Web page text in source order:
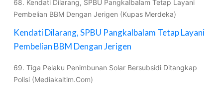
68. Kendati Dilarang, SPBU Pangkalbalam Tetap Layani
Pembelian BBM Dengan Jerigen (Kupas Merdeka)
Kendati Dilarang, SPBU Pangkalbalam Tetap Layani
Pembelian BBM Dengan Jerigen
69. Tiga Pelaku Penimbunan Solar Bersubsidi Ditangkap
Polisi (Mediakaltim.Com)